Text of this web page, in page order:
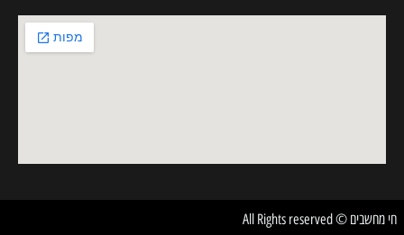
חי מחשבים © All Rights reserved